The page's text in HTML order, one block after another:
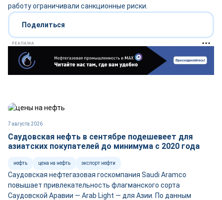
работу ограничивали санкционные риски.
Поделиться
РЕКЛАМА
7 августа 2026
Саудовская нефть в сентябре подешевеет для
азиатских покупателей до минимума с 2020 года
нефть цена на нефть экспорт нефти
Саудовская нефтегазовая госкомпания Saudi Aramco
повышает привлекательность флагманского сорта
Саудовской Аравии — Arab Light — для Азии. По данным